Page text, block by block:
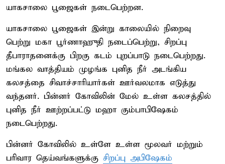
யாகசாலை பூஜைகள் நடைபெற்றன.
யாகசாலை பூஜைகள் இன்று காலையில் நிறைவு
பெற்று மகா பூர்ணாஹுதி நடைப்பெற்று, சிறப்பு
தீபாராதனைக்கு பிறகு கடம் புறப்பாடு நடைபெற்றது.
மங்கல வாத்தியம் முழங்க புனித நீர் அடங்கிய
கலசத்தை சிவாச்சாரியார்கள் ஊர்வலமாக எடுத்து
வந்தனர். பின்னர் கோவிலின் மேல் உள்ள கலசத்தில்
புனித நீர் ஊற்றப்பட்டு மஹா கும்பாபிஷேகம்
நடைபெற்றது.
பின்னர் கோவிலில் உள்ளே உள்ள மூலவர் மற்றும்
பரிவார தெய்வங்களுக்கு சிறப்பு அபிஷேகம்